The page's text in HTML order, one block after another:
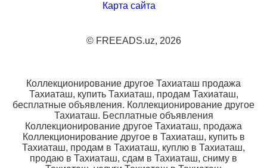
Карта сайта
© FREEADS.uz, 2026
Коллекционирование другое Тахиаташ продажа
Тахиаташ, купить Тахиаташ, продам Тахиаташ,
бесплатные объявления. Коллекционирование другое
Тахиаташ. Бесплатные объявления
Коллекционирование другое Тахиаташ, продажа
Коллекционирование другое в Тахиаташ, купить в
Тахиаташ, продам в Тахиаташ, куплю в Тахиаташ,
продаю в Тахиаташ, сдам в Тахиаташ, сниму в